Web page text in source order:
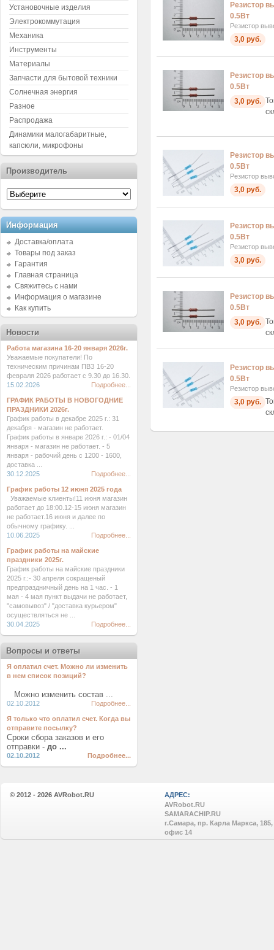
Резистор
0.5Вт
Резистор
3,0 руб.
Резистор
0.5Вт
3,0 руб.
Резистор
0.5Вт
Резистор
3,0 руб.
Резистор
0.5Вт
Резистор
3,0 руб.
Резистор
0.5Вт
3,0 руб.
Резистор
0.5Вт
Резистор
3,0 руб.
Установочные изделия
Электрокоммутация
Механика
Инструменты
Материалы
Запчасти для бытовой техники
Солнечная энергия
Разное
Распродажа
Динамики малогабаритные,
капсюли, микрофоны
Производитель
Информация
Доставка/оплата
Товары под заказ
Гарантия
Главная страница
Свяжитесь с нами
Информация о магазине
Как купить
Новости
Работа магазина 16-20 января 2026г.
Уважаемые покупатели! По
техническим причинам ПВЗ 16-20
февраля 2026 работает с 9.30 до 16.30.
15.02.2026
Подробнее...
ГРАФИК РАБОТЫ В НОВОГОДНИЕ
ПРАЗДНИКИ 2026г.
График работы в декабре 2025 г.: 31
декабря - магазин не работает.
График работы в январе 2026 г.: - 01/04
января - магазин не работает. - 5
января - рабочий день с 1200 - 1600,
доставка ...
30.12.2025
Подробнее...
График работы 12 июня 2025 года
Уважаемые клиенты!11 июня магазин
работает до 18:00.12-15 июня магазин
не работает.16 июня и далее по
обычному графику. ...
10.06.2025
Подробнее...
График работы на майские
праздники 2025г.
График работы на майские праздники
2025 г.:- 30 апреля сокращеный
предпраздничный день на 1 час. - 1
мая - 4 мая пункт выдачи не работает,
"самовывоз" / "доставка курьером"
осуществляться не ...
30.04.2025
Подробнее...
Вопросы и ответы
Я оплатил счет. Можно ли изменить
в нем список позиций?
Можно изменить состав ...
02.10.2012 Подробнее...
Я только что оплатил счет. Когда вы
отправите посылку?
Сроки сбора заказов и его
отправки - до ...
02.10.2012 Подробнее...
© 2012 - 2026 AVRobot.RU
АДРЕС:
AVRobot.RU
SAMARACHIP.RU
г.Самара, пр. Карла Маркса, 185,
офис 14